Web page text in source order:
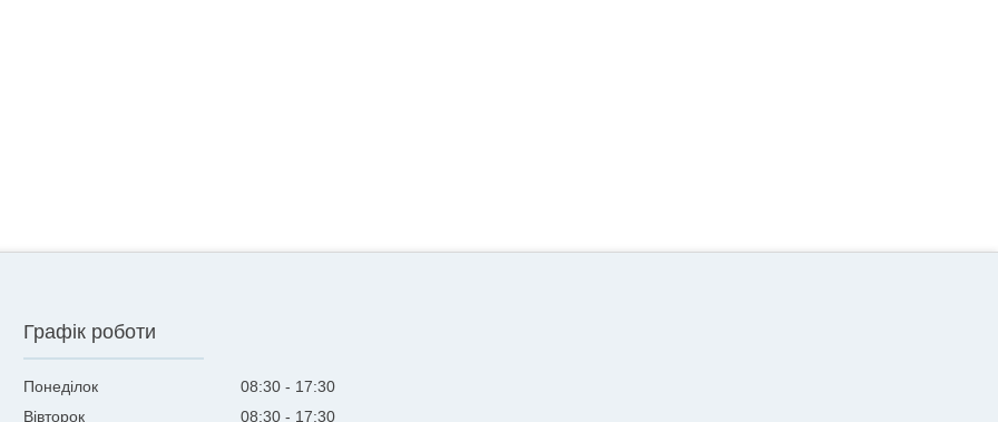
Графік роботи
Понеділок 08:30
17:30
Вівторок
08:30 17:30